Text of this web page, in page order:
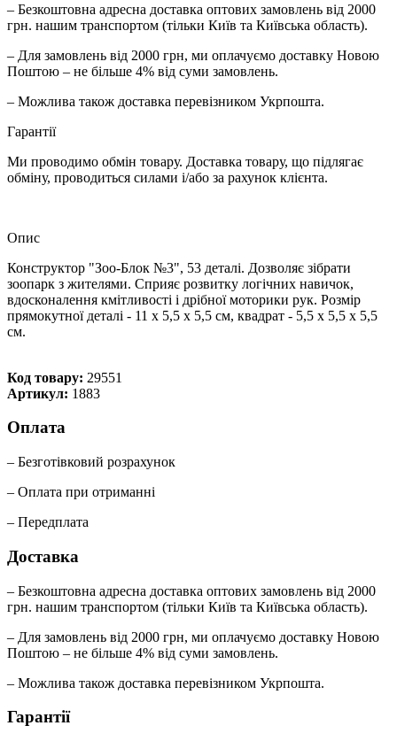
– Безкоштовна адресна доставка оптових замовлень від 2000
грн. нашим транспортом (тільки Київ та Київська область).
– Для замовлень від 2000 грн, ми оплачуємо доставку Новою
Поштою – не більше 4% від суми замовлень.
– Можлива також доставка перевізником Укрпошта.
Гарантії
Ми проводимо обмін товару. Доставка товару, що підлягає
обміну, проводиться силами і/або за рахунок клієнта.
Опис
Конструктор "Зоо-Блок №3", 53 деталі. Дозволяє зібрати
зоопарк з жителями. Сприяє розвитку логічних навичок,
вдосконалення кмітливості і дрібної моторики рук. Розмір
прямокутної деталі - 11 х 5,5 х 5,5 см, квадрат - 5,5 х 5,5 х 5,5
см.
Код товару: 29551
Артикул: 1883
Оплата
– Безготівковий розрахунок
– Оплата при отриманні
– Передплата
Доставка
– Безкоштовна адресна доставка оптових замовлень від 2000
грн. нашим транспортом (тільки Київ та Київська область).
– Для замовлень від 2000 грн, ми оплачуємо доставку Новою
Поштою – не більше 4% від суми замовлень.
– Можлива також доставка перевізником Укрпошта.
Гарантії